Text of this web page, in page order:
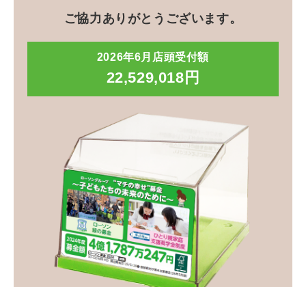
ご協力ありがとうございます。
2026年6月店頭受付額
22,529,018円